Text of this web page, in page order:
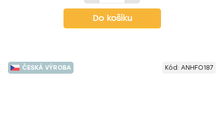
Do košíku
ČESKÁ VÝROBA Kód: ANHFO187